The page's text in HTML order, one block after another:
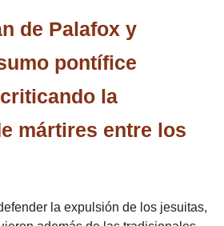
de Palafox y
pontífice
la
mártires entre los
la expulsión de los jesuitas,